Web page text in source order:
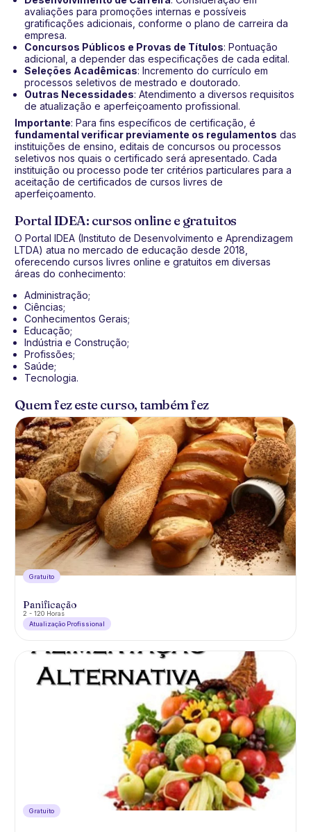
avaliações para promoções internas e possíveis
gratificações adicionais, conforme o plano de carreira da
empresa.
Concursos Públicos e Provas de Títulos: Pontuação
adicional, a depender das especificações de cada edital.
Seleções Acadêmicas: Incremento do currículo em
processos seletivos de mestrado e doutorado.
Outras Necessidades: Atendimento a diversos requisitos
de atualização e aperfeiçoamento profissional.
Importante: Para fins específicos de certificação, é
fundamental verificar previamente os regulamentos das
instituições de ensino, editais de concursos ou processos
seletivos nos quais o certificado será apresentado. Cada
instituição ou processo pode ter critérios particulares para a
aceitação de certificados de cursos livres de
aperfeiçoamento.
Portal IDEA: cursos online e gratuitos
O Portal IDEA (Instituto de Desenvolvimento e Aprendizagem
LTDA) atua no mercado de educação desde 2018,
oferecendo cursos livres online e gratuitos em diversas
áreas do conhecimento:
Administração;
Ciências;
Conhecimentos Gerais;
Educação;
Indústria e Construção;
Profissões;
Saúde;
Tecnologia.
Quem fez este curso, também fez
Gratuíto
Panificação
2 - 120 Horas
Atualização Profissional
Gratuíto